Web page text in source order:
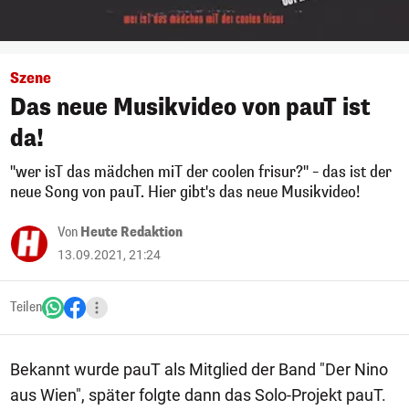
Szene
Das neue Musikvideo von pauT ist
da!
"wer isT das mädchen miT der coolen frisur?" – das ist der
neue Song von pauT. Hier gibt's das neue Musikvideo!
Von Heute Redaktion
13.09.2021, 21:24
Teilen
Bekannt wurde pauT als Mitglied der Band "Der Nino
aus Wien", später folgte dann das Solo-Projekt pauT.